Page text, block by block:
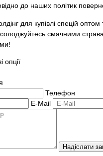
до наших політик
для купівлі спецій оптом
смачними
опції
Телефон
E-Mail
Надіслати